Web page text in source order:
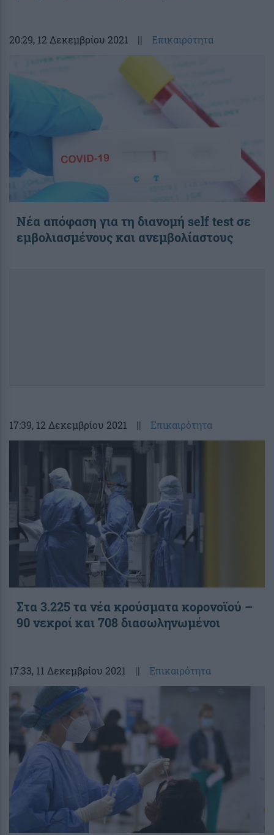
20:29, 12 Δεκεμβρίου 2021 || Επικαιρότητα
Νέα απόφαση για τη διανομή self test σε
εμβολιασμένους και ανεμβολίαστους
17:39, 12 Δεκεμβρίου 2021 || Επικαιρότητα
Στα 3.225 τα νέα κρούσματα κορονοϊού –
90 νεκροί και 708 διασωληνωμένοι
17:33, 11 Δεκεμβρίου 2021 || Επικαιρότητα